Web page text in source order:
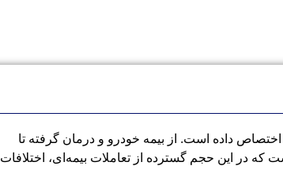
داده است. از بیمه خودرو و درمان گرفته تا
در این حجم گسترده از تعاملات بیمه‌ای، اختلافات